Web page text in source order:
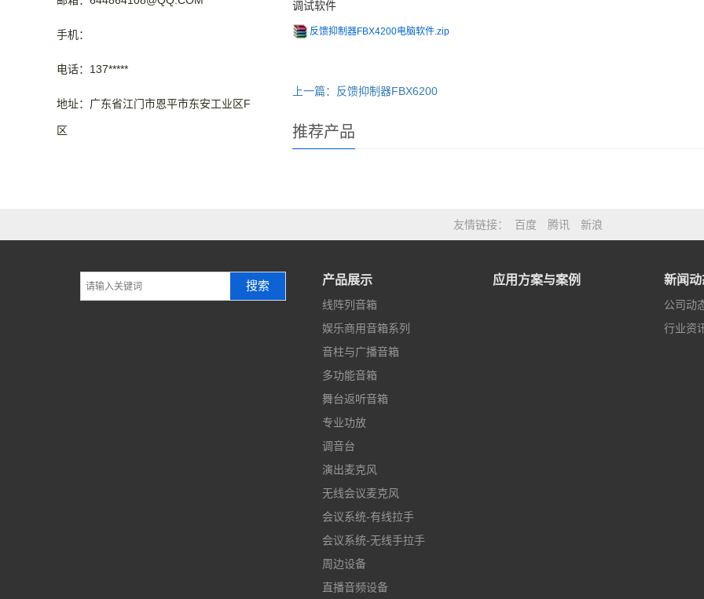
手机：
电话：137*****
地址：广东省江门市恩平市东安工业区F
区
调试软件
反馈抑制器FBX4200电脑软件.zip
上一篇：反馈抑制器FBX6200
推荐产品
友情链接 百度 腾讯 新浪
搜索 产品展示
线阵列音箱
娱乐商用音箱系列
音柱与广播音箱
多功能音箱
舞台返听音箱
专业功放
调音台
演出麦克风
无线会议麦克风
会议系统-有线拉手
会议系统-无线手拉手
周边设备
直播音频设备
应用方案与案例 新闻动
公司动
行业资